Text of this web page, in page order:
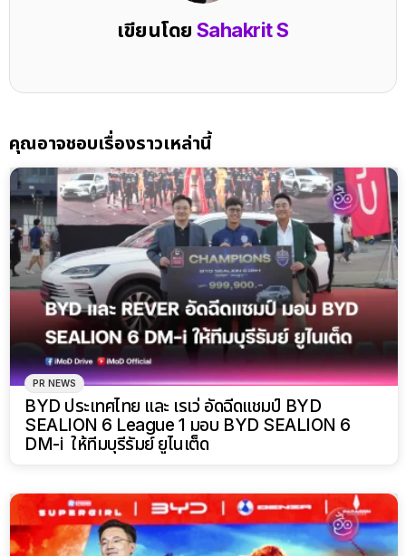
เขียนโดยSahakrit S
คุณอาจชอบเรื่องราวเหล่านี้
PR NEWS
BYD ประเทศไทย และ เรเว่ อัดฉีดแชมป์ BYD
SEALION 6 League 1 มอบ BYD SEALION 6
DM-i ให้ทีมบุรีรัมย์ ยูไนเต็ด